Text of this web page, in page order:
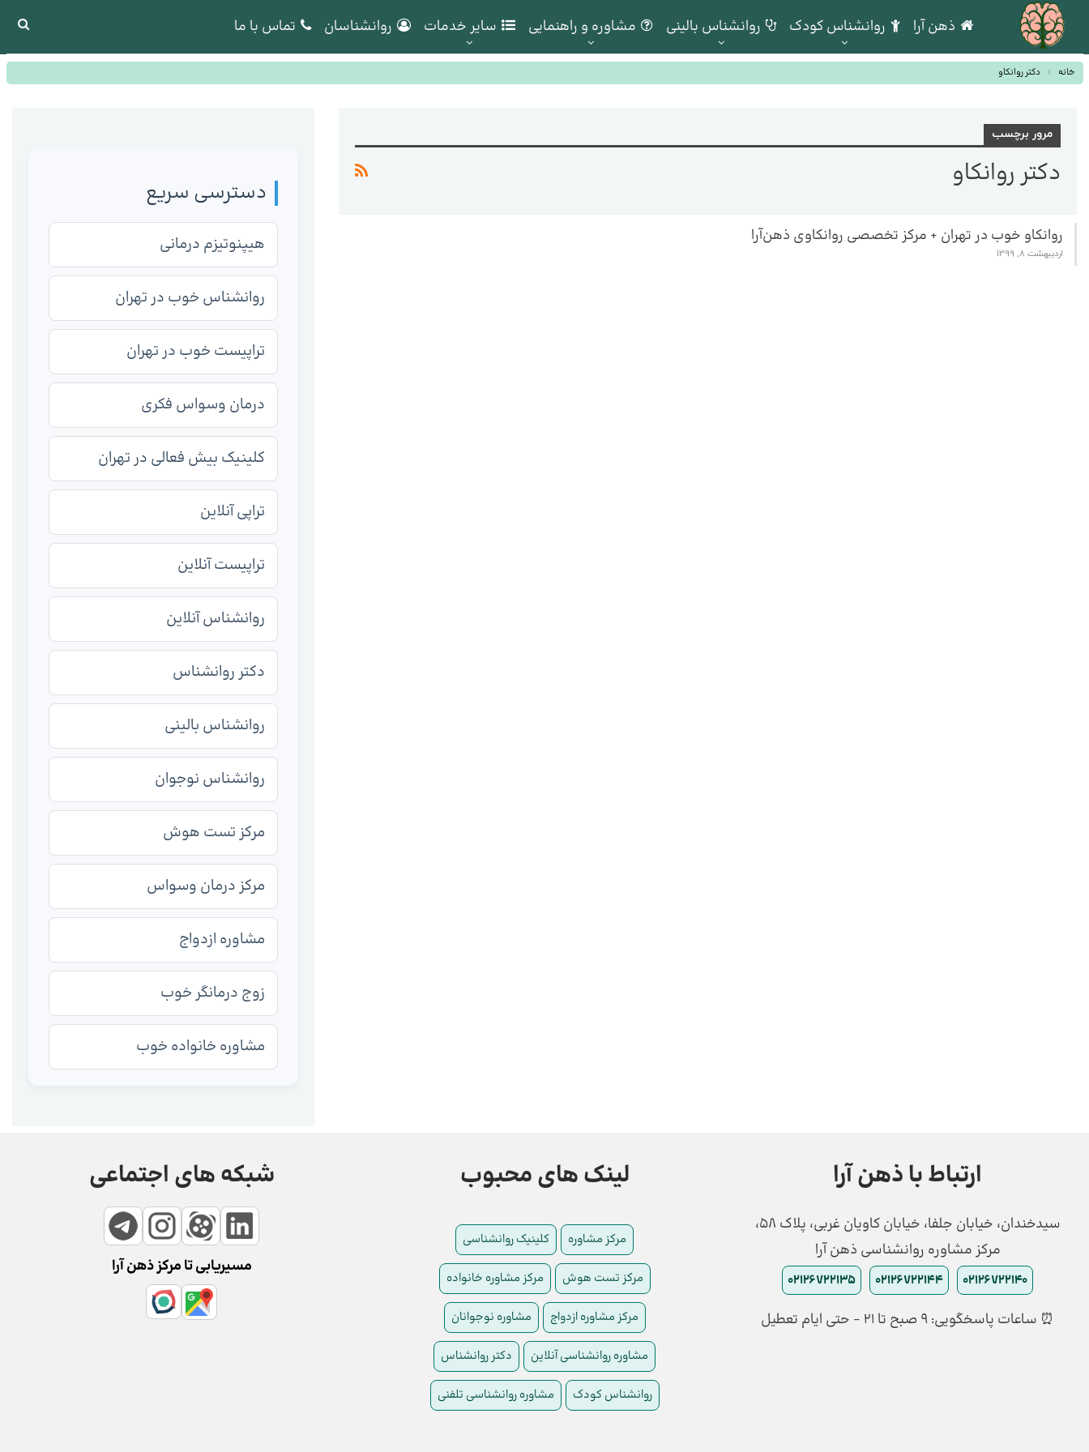
ذهن آرا روانشناس کودک روانشناس بالینی مشاوره و راهنمایی سایر خدمات روانشناسان تماس با ما
خانه دکتر روانکاو
مرور برچسب
دکتر روانکاو
روانکاو خوب در تهران + مرکز تخصصی روانکاوی ذهن‌آرا
اردیبهشت 8, 1399
دسترسی سریع
هیپنوتیزم درمانی
روانشناس خوب در تهران
تراپیست خوب در تهران
درمان وسواس فکری
کلینیک بیش فعالی در تهران
تراپی آنلاین
تراپیست آنلاین
روانشناس آنلاین
دکتر روانشناس
روانشناس بالینی
روانشناس نوجوان
مرکز تست هوش
مرکز درمان وسواس
مشاوره ازدواج
زوج درمانگر خوب
مشاوره خانواده خوب
ارتباط با ذهن آرا
سیدخندان، خیابان جلفا، خیابان کاویان غربی، پلاک 58،
مرکز مشاوره روانشناسی ذهن آرا
02126722140
02126722144
02126722135
⏰ ساعات پاسخگویی: ۹ صبح تا ۲۱ - حتی ایام تعطیل
لینک های محبوب
مرکز مشاوره کلینیک روانشناسی
مرکز تست هوش مرکز مشاوره خانواده
مرکز مشاوره ازدواج مشاوره نوجوانان
مشاوره روانشناسی آنلاین دکتر روانشناس
روانشناس کودک مشاوره روانشناسی تلفنی
شبکه های اجتماعی
مسیریابی تا مرکز ذهن آرا